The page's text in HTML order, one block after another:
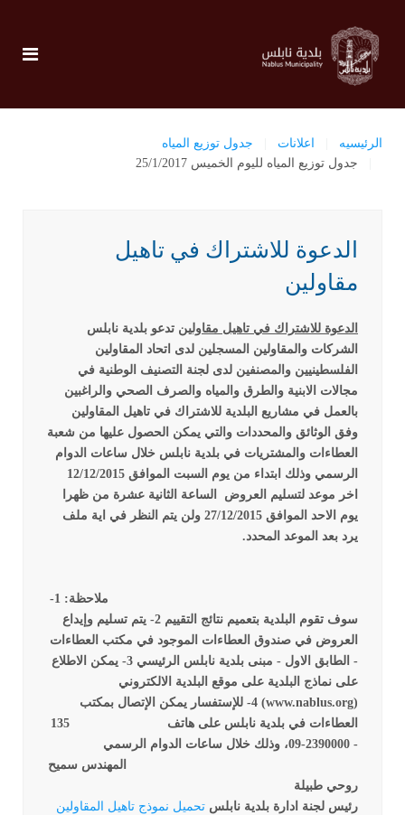
الرئيسيه اعلانات
جدول توزيع المياه
جدول توزيع المياه لليوم الخميس 25/1/2017
الدعوة للاشتراك في تاهيل
مقاولين
الدعوة للاشتراك في تاهيل مقاولين تدعو بلدية نابلس
الشركات والمقاولين المسجلين لدى اتحاد المقاولين
الفلسطينيين والمصنفين لدى لجنة التصنيف الوطنية في
مجالات الابنية والطرق والمياه والصرف الصحي والراغبين
بالعمل في مشاريع البلدية للاشتراك في تاهيل المقاولين
وفق الوثائق والمحددات والتي يمكن الحصول عليها من شعبة
العطاءات والمشتريات في بلدية نابلس خلال ساعات الدوام
الرسمي وذلك ابتداء من يوم السبت الموافق 12/12/2015
اخر موعد لتسليم العروض
الساعة الثانية عشرة من ظهرا
يوم الاحد الموافق 27/12/2015 ولن يتم النظر في اية ملف
يرد بعد الموعد المحدد.
ملاحظة:
1-
سوف تقوم البلدية بتعميم نتائج التقييم
2- يتم تسليم وإيداع
العروض في صندوق العطاءات الموجود في مكتب العطاءات
- الطابق الاول - مبنى بلدية نابلس الرئيسي
3- يمكن الاطلاع
على نماذج البلدية على موقع البلدية الالكتروني
(
www.nablus.org
)
4- للإستفسار يمكن الإتصال بمكتب
العطاءات في بلدية نابلس على هاتف 135
- 2390000-09، وذلك خلال ساعات الدوام الرسمي
المهندس سميح
روحي طبيلة
رئيس لجنة ادارة بلدية نابلس تحميل نموذج تاهيل المقاولين